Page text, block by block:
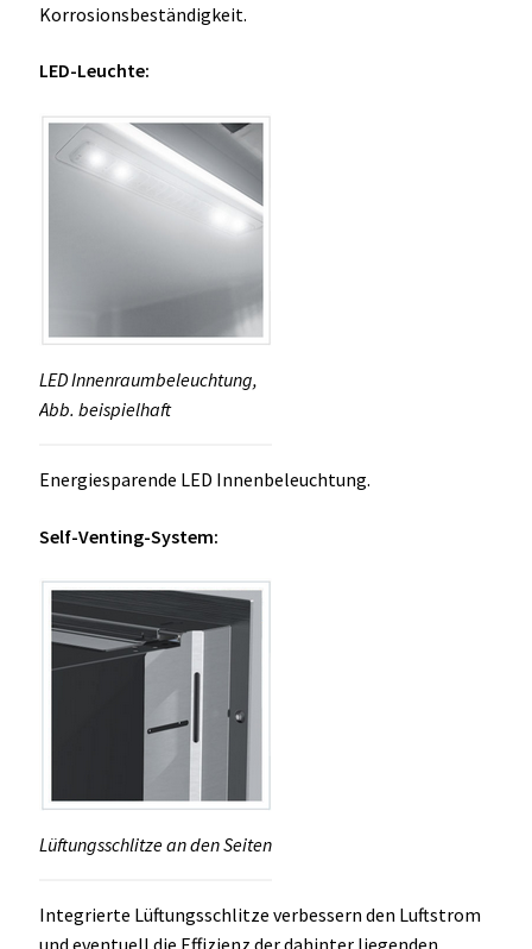
Korrosionsbeständigkeit.
LED-Leuchte:
LED Innenraumbeleuchtung,
Abb. beispielhaft
Energiesparende LED Innenbeleuchtung.
Self-Venting-System:
Lüftungsschlitze an den Seiten
Integrierte Lüftungsschlitze verbessern den Luftstrom